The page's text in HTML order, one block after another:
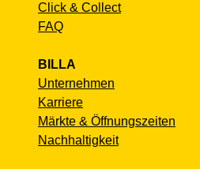
Click & Collect
FAQ
BILLA
Unternehmen
Karriere
Märkte & Öffnungszeiten
Nachhaltigkeit